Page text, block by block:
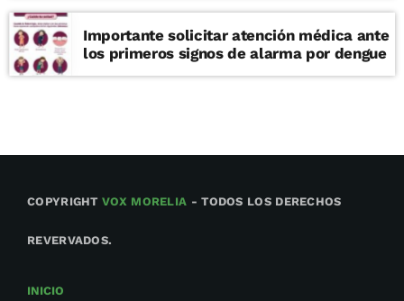
Importante solicitar atención médica ante
los primeros signos de alarma por dengue
COPYRIGHTVOX MORELIA - TODOS LOS DERECHOS
REVERVADOS.
INICIO